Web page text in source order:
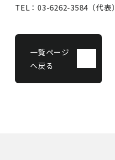
TEL：03-6262-3584（代表）
一覧ページ
へ戻る